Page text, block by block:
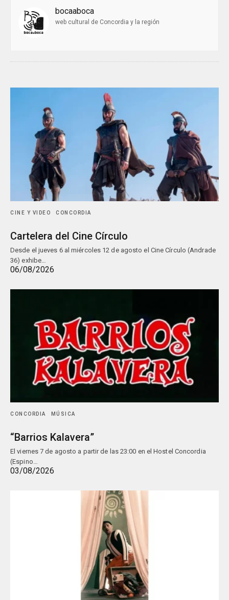
bocaaboca
web cultural de Concordia y la región
CINE Y VIDEO CONCORDIA
Cartelera del Cine Círculo
Desde el jueves 6 al miércoles 12 de agosto el Cine Círculo (Andrade
36) exhibe…
06/08/2026
CONCORDIA MÚSICA
“Barrios Kalavera”
El viernes 7 de agosto a partir de las 23:00 en el Hostel Concordia
(Espino…
03/08/2026